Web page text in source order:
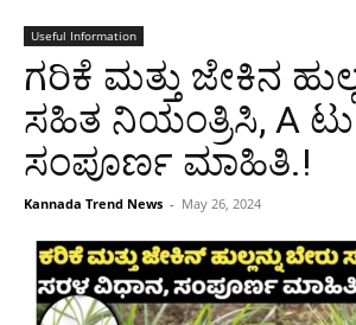
Useful Information
ಗರಿಕೆ ಮತ್ತು ಜೇಕಿನ
ಸಹಿತ ನಿಯಂತ್ರಿಸಿ, A
ಸಂಪೂರ್ಣ ಮಾಹಿತಿ.!
Kannada Trend News - May 26, 2024